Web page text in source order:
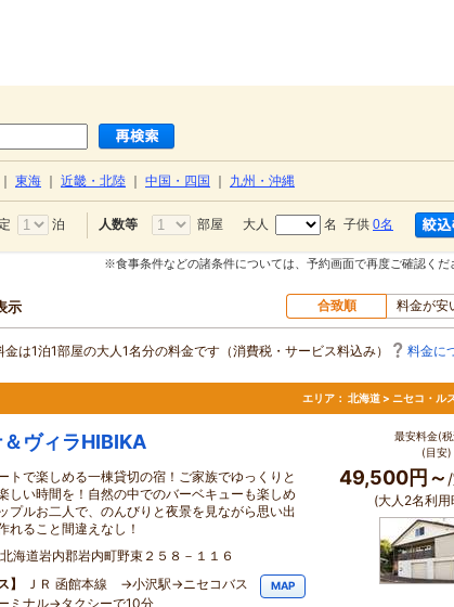
東海 近畿・北陸 中国・四国 九州・沖縄
泊 人数等 部屋 大人 名 子供 0名
※食事条件などの諸条件については、予約画面で再度ご確認くだ
示 合致順 料金が安
金は1泊1部屋の大人1名分の料金です（消費税・サービス料込み） 料金に
エリア： 北海道 > ニセコ・ル
ヴィラHIBIKA
トで楽しめる一棟貸切の宿！ご家族でゆっくりと
しい時間を！自然の中でのバーベキューも楽しめ
プルお二人で、のんびりと夜景を見ながら思い出
れること間違えなし！
北海道岩内郡岩内町野束２５８－１１６
ＪＲ 函館本線 →小沢駅→ニセコバス
ミナル→タクシーで10分
MAP
最安料金(
(目安)
49,500円～
(大人2名利用